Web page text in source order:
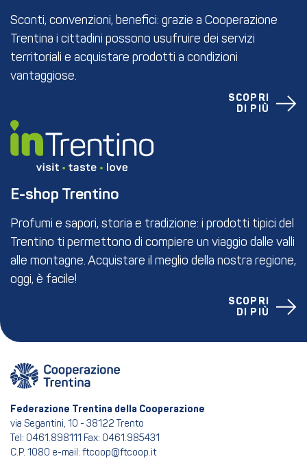
Sconti, convenzioni, benefici: grazie a Cooperazione
Trentina i cittadini possono usufruire dei servizi
territoriali e acquistare prodotti a condizioni
vantaggiose.
SCOPRI
DI PIÙ
E-shop Trentino
Profumi e sapori, storia e tradizione: i prodotti tipici del
Trentino ti permettono di compiere un viaggio dalle valli
alle montagne. Acquistare il meglio della nostra regione,
oggi, è facile!
SCOPRI
DI PIÙ
Federazione Trentina della Cooperazione
via Segantini, 10 - 38122 Trento
Tel: 0461.898111 Fax: 0461.985431
C.P. 1080 e-mail: ftcoop@ftcoop.it